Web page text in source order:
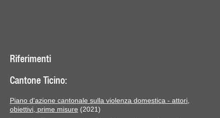
Riferimenti
Cantone Ticino:
Piano d'azione cantonale sulla violenza domestica - attori,
obiettivi, prime misure (2021)